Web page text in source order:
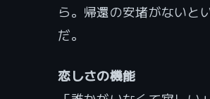
ら。帰還の安堵がないと
だ。
恋しさの機能